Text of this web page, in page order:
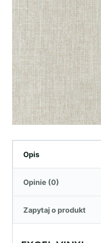
Opis
Opinie (0)
Zapytaj o produkt